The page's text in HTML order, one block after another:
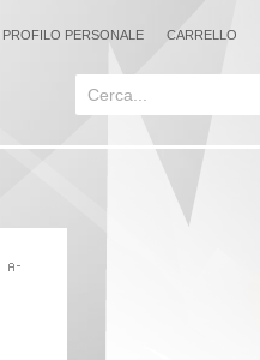
PROFILO PERSONALE CARRELLO